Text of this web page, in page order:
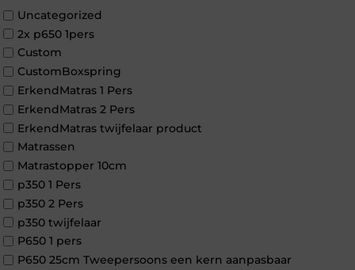
Uncategorized
2x p650 1pers
Custom
CustomBoxspring
ErkendMatras 1 Pers
ErkendMatras 2 Pers
ErkendMatras twijfelaar product
Matrassen
Matrastopper 10cm
p350 1 Pers
p350 2 Pers
p350 twijfelaar
P650 1 pers
P650 25cm Tweepersoons een kern aanpasbaar